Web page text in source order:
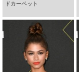
ドカーペット